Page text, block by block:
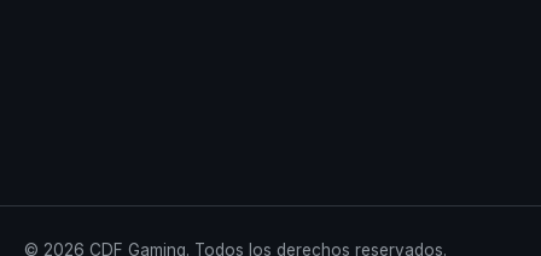
© 2026 CDF Gaming. Todos los derechos reservados.